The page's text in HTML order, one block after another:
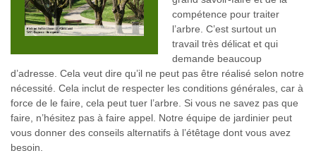
compétence pour traiter
l’arbre. C’est surtout un
travail très délicat et qui
demande beaucoup
d’adresse. Cela veut dire qu’il ne peut pas être réalisé selon notre
nécessité. Cela inclut de respecter les conditions générales, car à
force de le faire, cela peut tuer l’arbre. Si vous ne savez pas que
faire, n’hésitez pas à faire appel. Notre équipe de jardinier peut
vous donner des conseils alternatifs à l’étêtage dont vous avez
besoin.